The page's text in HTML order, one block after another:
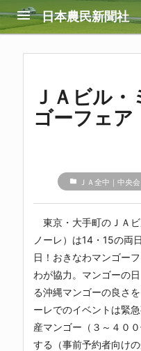
menu 日本農民新聞社
ＪＡビル
ゴーフェア
folder ＪＡ全中｜中央
東京・大手町のＪＡビ
ノーレ）は14・15の両
日！おきなわマンゴー
わが協力。マンゴーの
る沖縄マンゴーの良さ
ーレでのイベントは緊
産マンゴー（３～４０
する（事前予約者向け